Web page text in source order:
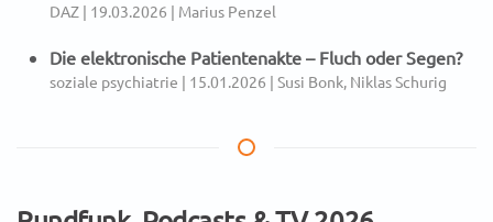
DAZ | 19.03.2026 | Marius Penzel
Die elektronische Patientenakte – Fluch oder Segen?
soziale psychiatrie | 15.01.2026 | Susi Bonk, Niklas Schurig